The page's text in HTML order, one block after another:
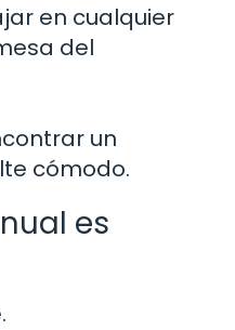
en cualquier
del
un
cómodo.
es